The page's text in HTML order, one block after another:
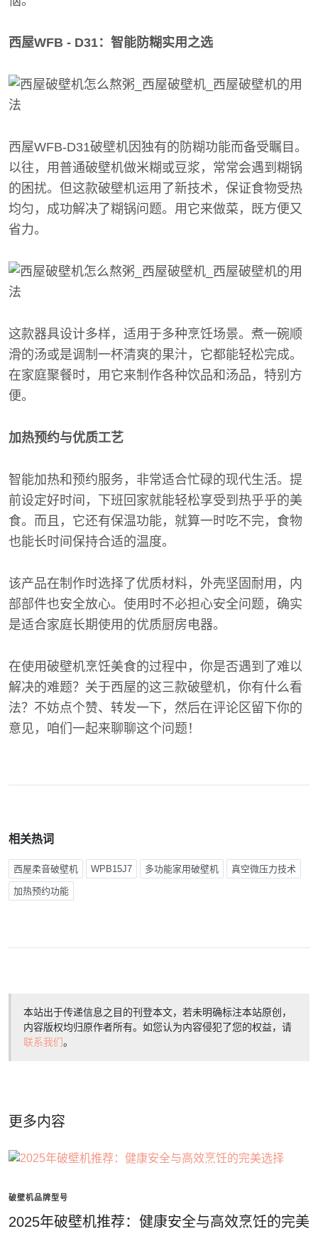
西屋WFB - D31：智能防糊实用之选
西屋WFB-D31破壁机因独有的防糊功能而备受瞩目。
以往，用普通破壁机做米糊或豆浆，常常会遇到糊锅
的困扰。但这款破壁机运用了新技术，保证食物受热
均匀，成功解决了糊锅问题。用它来做菜，既方便又
省力。
这款器具设计多样，适用于多种烹饪场景。煮一碗顺
滑的汤或是调制一杯清爽的果汁，它都能轻松完成。
在家庭聚餐时，用它来制作各种饮品和汤品，特别方
便。
加热预约与优质工艺
智能加热和预约服务，非常适合忙碌的现代生活。提
前设定好时间，下班回家就能轻松享受到热乎乎的美
食。而且，它还有保温功能，就算一时吃不完，食物
也能长时间保持合适的温度。
该产品在制作时选择了优质材料，外壳坚固耐用，内
部部件也安全放心。使用时不必担心安全问题，确实
是适合家庭长期使用的优质厨房电器。
在使用破壁机烹饪美食的过程中，你是否遇到了难以
解决的难题？关于西屋的这三款破壁机，你有什么看
法？不妨点个赞、转发一下，然后在评论区留下你的
意见，咱们一起来聊聊这个问题！
相关热词
西屋柔音破壁机 WPB15J7 多功能家用破壁机 真空微压力技术
加热预约功能
本站出于传递信息之目的刊登本文，若未明确标注本站原创，
内容版权均归原作者所有。如您认为内容侵犯了您的权益，请
联系我们。
更多内容
破壁机品牌型号
2025年破壁机推荐：健康安全与高效烹饪的完美